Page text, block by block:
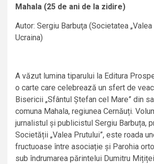
Mahala (25 de ani de la zidire)
Autor: Sergiu Barbuţa (Societatea „Valea
Ucraina)
A văzut lumina tiparului la Editura
o carte care celebrează un sfert de
Bisericii „Sfântul Ștefan cel Mare” din
comuna Mahala, regiunea Cernăuți.
jurnalistul și publicistul Sergiu Barbuța,
Societății „Valea Prutului”, este roada
fructuoase între asociație și Parohia
sub îndrumarea părintelui Dumitru